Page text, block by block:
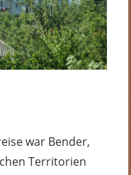
war Bender,
Territorien